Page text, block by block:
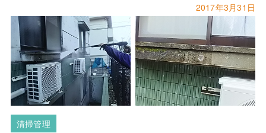
2017年3月31日
清掃管理